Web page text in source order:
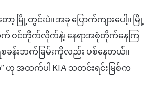
ာ့ မြို့တွင်းပဲ။ အခု ပြောက်ကျားပေါ့။ မြို့
ဝင်တိုက်လိုက်နဲ့၊ နေရာအစုံတိုက်နေကြ
စခန်းဘက်ခြမ်းကိုလည်း ပစ်နေတယ်။
” ဟု အထက်ပါ KIA သတင်းရင်းမြစ်က